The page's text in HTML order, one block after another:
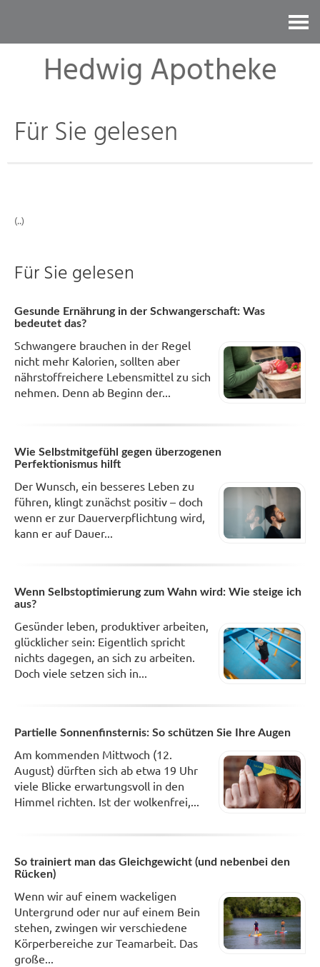
Hedwig Apotheke
Für Sie gelesen
(..)
Für Sie gelesen
Gesunde Ernährung in der Schwangerschaft: Was
bedeutet das?
Schwangere brauchen in der Regel
nicht mehr Kalorien, sollten aber
nährstoffreichere Lebensmittel zu sich
nehmen. Denn ab Beginn der...
Wie Selbstmitgefühl gegen überzogenen
Perfektionismus hilft
Der Wunsch, ein besseres Leben zu
führen, klingt zunächst positiv – doch
wenn er zur Dauerverpflichtung wird,
kann er auf Dauer...
Wenn Selbstoptimierung zum Wahn wird: Wie steige ich
aus?
Gesünder leben, produktiver arbeiten,
glücklicher sein: Eigentlich spricht
nichts dagegen, an sich zu arbeiten.
Doch viele setzen sich in...
Partielle Sonnenfinsternis: So schützen Sie Ihre Augen
Am kommenden Mittwoch (12.
August) dürften sich ab etwa 19 Uhr
viele Blicke erwartungsvoll in den
Himmel richten. Ist der wolkenfrei,...
So trainiert man das Gleichgewicht (und nebenbei den
Rücken)
Wenn wir auf einem wackeligen
Untergrund oder nur auf einem Bein
stehen, zwingen wir verschiedene
Körperbereiche zur Teamarbeit. Das
große...